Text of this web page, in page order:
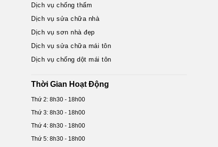
Dịch vụ chống thấm
Dịch vụ sửa chữa nhà
Dịch vụ sơn nhà đẹp
Dịch vụ sửa chữa mái tôn
Dịch vụ chống dột mái tôn
Thời Gian Hoạt Động
Thứ 2: 8h30 - 18h00
Thứ 3: 8h30 - 18h00
Thứ 4: 8h30 - 18h00
Thứ 5: 8h30 - 18h00